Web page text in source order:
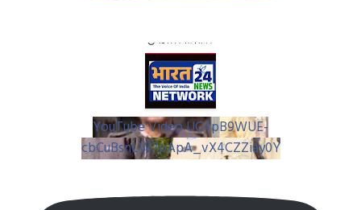
YouTube Video UC4pB9WUE-
cbCuBsnLW7pApA_vX4CZZiay0Y